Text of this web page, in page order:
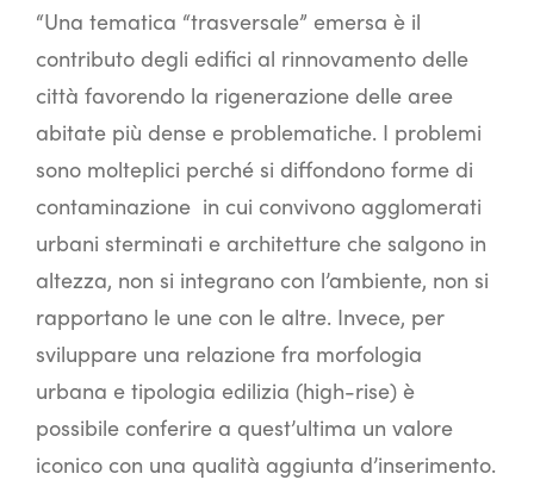
“Una tematica “trasversale” emersa è il
contributo degli edifici al rinnovamento delle
città favorendo la rigenerazione delle aree
abitate più dense e problematiche. I problemi
sono molteplici perché si diffondono forme di
contaminazione in cui convivono agglomerati
urbani sterminati e architetture che salgono in
altezza, non si integrano con l’ambiente, non si
rapportano le une con le altre. Invece, per
sviluppare una relazione fra morfologia
urbana e tipologia edilizia (high-rise) è
possibile conferire a quest’ultima un valore
iconico con una qualità aggiunta d’inserimento.